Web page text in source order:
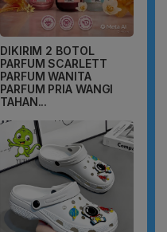
DIKIRIM 2 BOTOL
PARFUM SCARLETT
PARFUM WANITA
PARFUM PRIA WANGI
TAHAN...